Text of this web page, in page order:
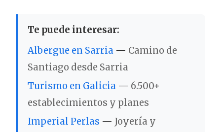
Te puede interesar:
Albergue en Sarria — Camino de
Santiago desde Sarria
Turismo en Galicia — 6.500+
establecimientos y planes
Imperial Perlas — Joyería y